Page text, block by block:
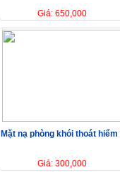
Giá: 650,000
Mặt nạ phòng khói thoát hiểm
Giá: 300,000